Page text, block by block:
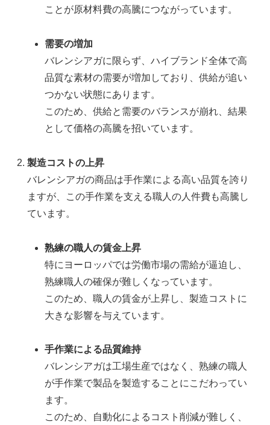
ことが原材料費の高騰につながっています。
需要の増加
バレンシアガに限らず、ハイブランド全体で高
品質な素材の需要が増加しており、供給が追い
つかない状態にあります。
このため、供給と需要のバランスが崩れ、結果
として価格の高騰を招いています。
製造コストの上昇
バレンシアガの商品は手作業による高い品質を誇り
ますが、この手作業を支える職人の人件費も高騰し
ています。
熟練の職人の賃金上昇
特にヨーロッパでは労働市場の需給が逼迫し、
熟練職人の確保が難しくなっています。
このため、職人の賃金が上昇し、製造コストに
大きな影響を与えています。
手作業による品質維持
バレンシアガは工場生産ではなく、熟練の職人
が手作業で製品を製造することにこだわってい
ます。
このため、自動化によるコスト削減が難しく、